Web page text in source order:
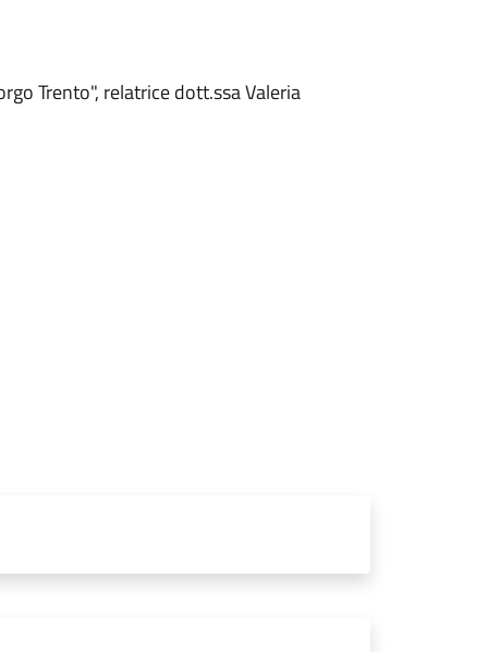
Trento", relatrice dott.ssa Valeria